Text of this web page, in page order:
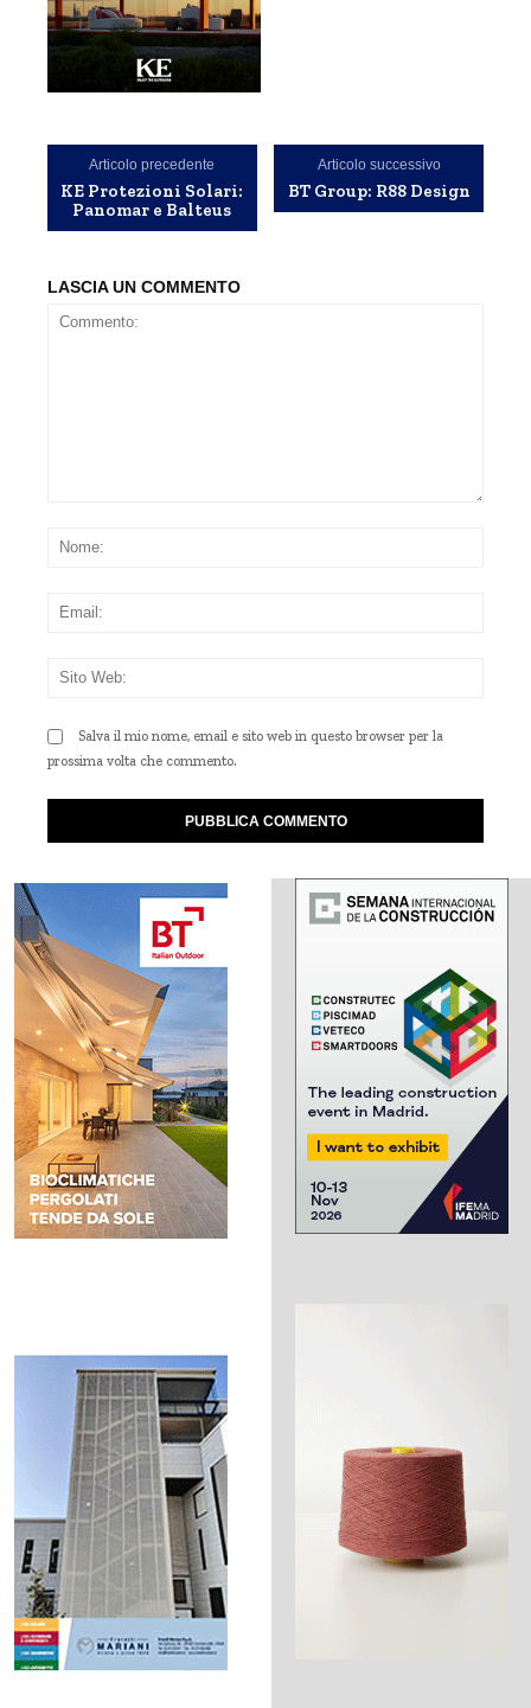
Articolo precedente
KE Protezioni Solari:
Panomar e Balteus
Articolo successivo
BT Group: R88 Design
LASCIA UN COMMENTO
Salva il mio nome, email e sito web in questo browser per la
prossima volta che commento.